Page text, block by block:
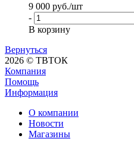
9 000 руб./шт
-
В корзину
Вернуться
2026 © ТВТОК
Компания
Помощь
Информация
О компании
Новости
Магазины